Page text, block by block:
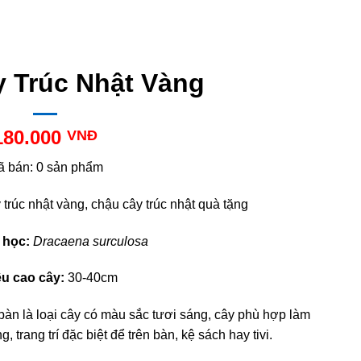
Trúc Nhật Vàng
VNĐ
bán: 0 sản phẩm
nhật vàng, chậu cây trúc nhật quà tặng
học: Dracaena surculosa
cao cây: 30-40cm
là loại cây có màu sắc tươi sáng, cây phù hợp làm
trang trí đặc biệt để trên bàn, kệ sách hay tivi.